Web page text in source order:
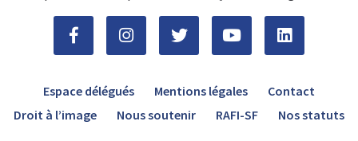
Espace délégués Mentions légales
Contact
Droit à l’image
Nous soutenir RAFI-SF Nos statuts